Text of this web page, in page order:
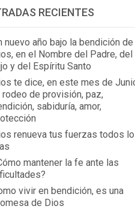
RECIENTES
nuevo año bajo la bendición de
en el Nombre del Padre, del
y del Espíritu Santo
te dice, en este mes de
rodeo de provisión, paz,
sabiduría, amor,
renueva tus fuerzas todos
mantener la fe ante las
vivir en bendición, es una
de Dios